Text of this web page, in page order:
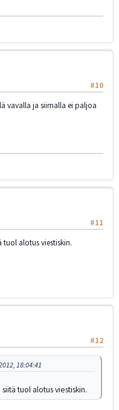
#10
vavalla ja siimalla ei paljoa
#11
alotus viestiskin.
#12
18:04:41
tuol alotus viestiskin.